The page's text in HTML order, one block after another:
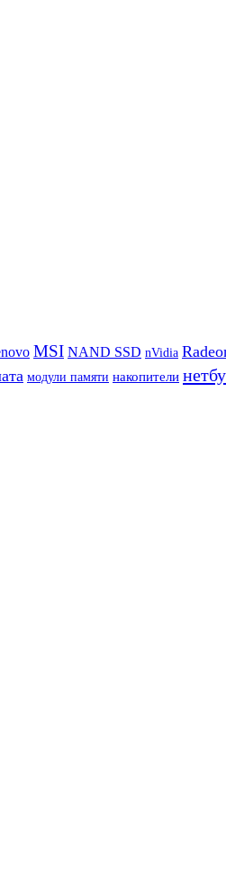
MSI NAND SSD nVidia
модули памяти накопители